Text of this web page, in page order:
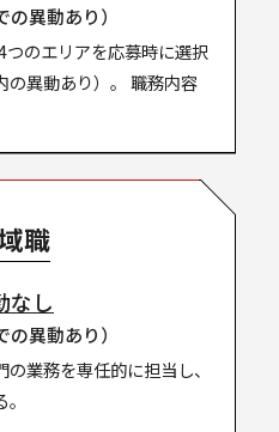
の異動あり）
つのエリアを応募時に選択
の異動あり）。 職務内容
職
なし
の異動あり）
業務を専任的に担当し、